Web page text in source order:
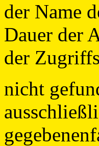
der Name
Dauer der
der
nicht